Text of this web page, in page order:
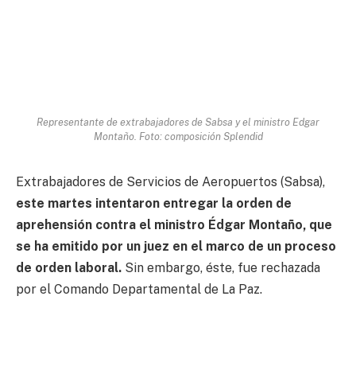
Representante de extrabajadores de Sabsa y el ministro Edgar
Montaño. Foto: composición Splendid
Extrabajadores de Servicios de Aeropuertos (Sabsa),
este martes intentaron entregar la orden de
aprehensión contra el ministro Édgar Montaño, que
se ha emitido por un juez en el marco de un proceso
de orden laboral. Sin embargo, éste, fue rechazada
por el Comando Departamental de La Paz.